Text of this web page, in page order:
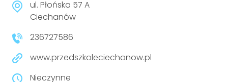
ul. Płońska 57 A
Ciechanów
236727586
www.przedszkoleciechanow.pl
Nieczynne